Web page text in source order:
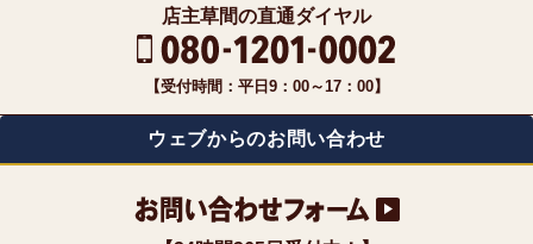
店主草間の直通ダイヤル
【受付時間：平日9：00～17：00】
ウェブからのお問い合わせ